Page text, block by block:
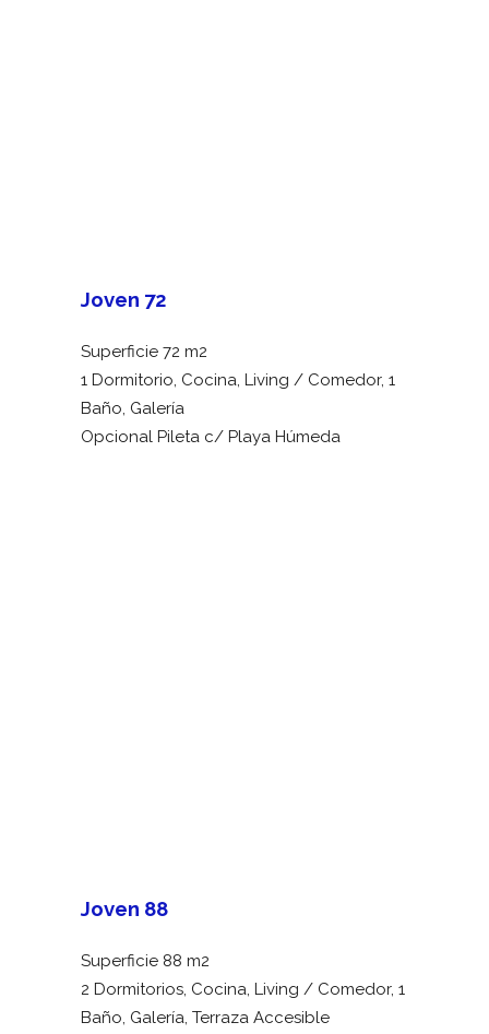
Joven 72
Superficie 72 m2
1 Dormitorio, Cocina, Living / Comedor, 1
Baño, Galería
Opcional Pileta c/ Playa Húmeda
Joven 88
Superficie 88 m2
2 Dormitorios, Cocina, Living / Comedor, 1
Baño, Galería, Terraza Accesible